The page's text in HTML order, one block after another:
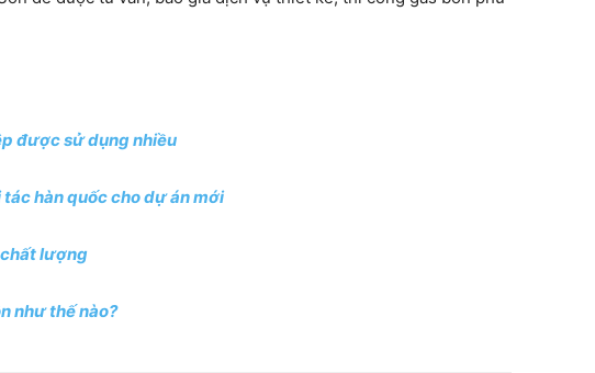
được sử dụng nhiều
hàn quốc cho dự án mới
lượng
như thế nào?